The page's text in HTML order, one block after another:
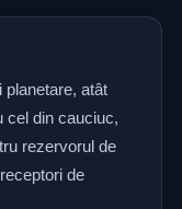
planetare, atât
cel din cauciuc,
rezervorul de
de